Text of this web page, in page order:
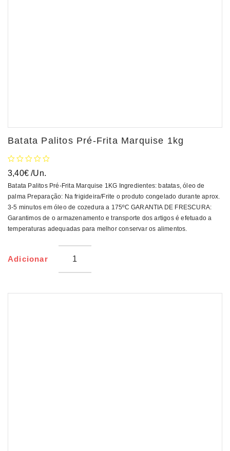
Batata Palitos Pré-Frita Marquise 1kg
3,40€ /Un.
Batata Palitos Pré-Frita Marquise 1KG Ingredientes: batatas, óleo de
palma Preparação: Na frigideira/Frite o produto congelado durante aprox.
3-5 minutos em óleo de cozedura a 175ºC GARANTIA DE FRESCURA:
Garantimos de o armazenamento e transporte dos artigos é efetuado a
temperaturas adequadas para melhor conservar os alimentos.
Adicionar